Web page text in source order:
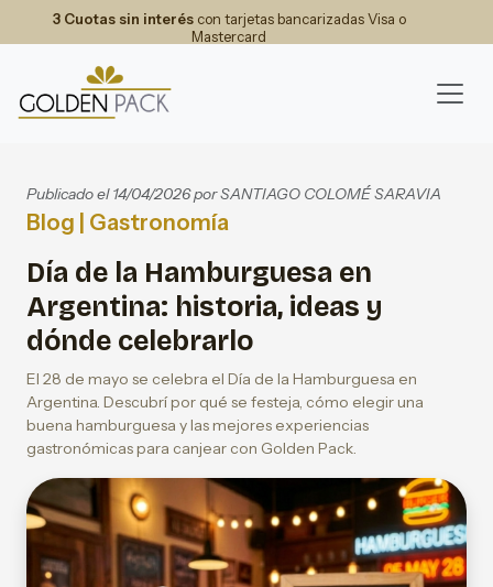
3 Cuotas sin interéscon tarjetas bancarizadas Visa o
Mastercard
Publicado el 14/04/2026 porSANTIAGO COLOMÉ SARAVIA
Blog | Gastronomía
Día de la Hamburguesa en
Argentina: historia, ideas y
dónde celebrarlo
El 28 de mayo se celebra el Día de la Hamburguesa en
Argentina. Descubrí por qué se festeja, cómo elegir una
buena hamburguesa y las mejores experiencias
gastronómicas para canjear con Golden Pack.